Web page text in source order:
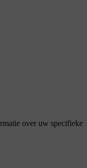
over uw specifieke